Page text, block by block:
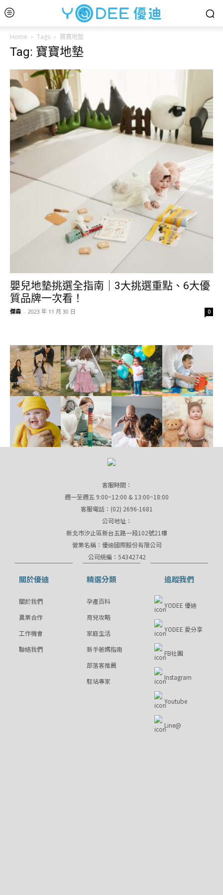
Home Tags 寶寶地墊
Tag: 寶寶地墊
嬰兒地墊挑選全指南｜3大挑選重點、6大優
質品牌一次看！
傑森 - 2023 年 11 月 30 日 0
客服時間：
週一至週五 9:00~12:00 & 13:00~18:00
客服電話：(02) 2696-1681
公司地址：
新北市汐止區新台五路一段102號21樓
營業名稱：優迪國際股份有限公司
公司統編：54342742
關於優迪
關於我們
異業合作
工作機會
聯絡我們
精選分類
孕產百科
育兒攻略
家庭生活
新手爸媽指南
部落客推薦
駐站專家
追蹤我們
YODEE 優迪
YODEE 愛分享
FB社團
Instagram
Youtube
Line@